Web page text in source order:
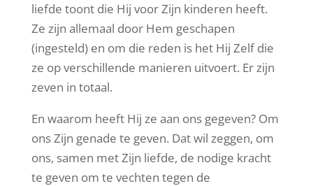
liefde toont die Hij voor Zijn kinderen heeft.
Ze zijn allemaal door Hem geschapen
(ingesteld) en om die reden is het Hij Zelf die
ze op verschillende manieren uitvoert. Er zijn
zeven in totaal.
En waarom heeft Hij ze aan ons gegeven? Om
ons Zijn genade te geven. Dat wil zeggen, om
ons, samen met Zijn liefde, de nodige kracht
te geven om te vechten tegen de